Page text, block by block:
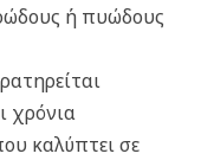
ή πυώδους
χρόνια
καλύπτει σε